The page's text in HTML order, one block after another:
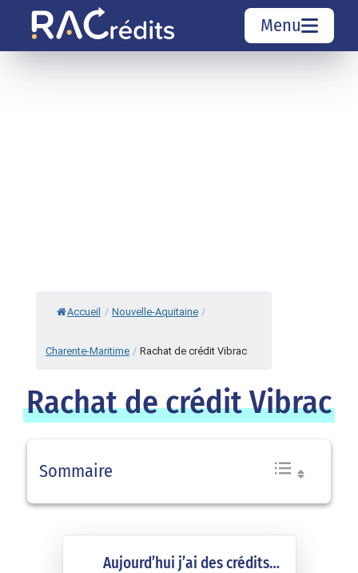
Menu
Accueil / Nouvelle-Aquitaine /
Charente-Maritime / Rachat de crédit Vibrac
Rachat de crédit Vibrac
Sommaire
Aujourd’hui j’ai des crédits…